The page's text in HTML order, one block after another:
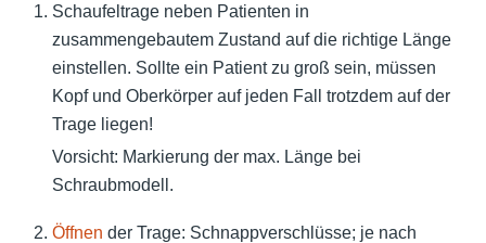
Schaufeltrage neben Patienten in
zusammengebautem Zustand auf die richtige Länge
einstellen. Sollte ein Patient zu groß sein, müssen
Kopf und Oberkörper auf jeden Fall trotzdem auf der
Trage liegen!
Vorsicht: Markierung der max. Länge bei
Schraubmodell.
Öffnen der Trage: Schnappverschlüsse; je nach